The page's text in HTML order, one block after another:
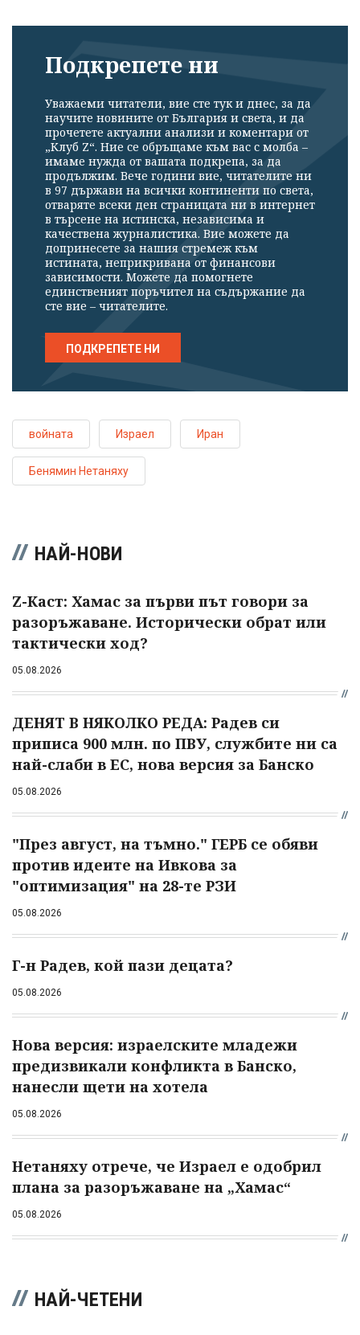
Подкрепете ни
Уважаеми читатели, вие сте тук и днес, за да
научите новините от България и света, и да
прочетете актуални анализи и коментари от
„Клуб Z“. Ние се обръщаме към вас с молба –
имаме нужда от вашата подкрепа, за да
продължим. Вече години вие, читателите ни
в 97 държави на всички континенти по света,
отваряте всеки ден страницата ни в интернет
в търсене на истинска, независима и
качествена журналистика. Вие можете да
допринесете за нашия стремеж към
истината, неприкривана от финансови
зависимости. Можете да помогнете
единственият поръчител на съдържание да
сте вие – читателите.
ПОДКРЕПЕТЕ НИ
войната Израел Иран
Бенямин Нетаняху
НАЙ-НОВИ
Z-Каст: Хамас за първи път говори за
разоръжаване. Исторически обрат или
тактически ход?
05.08.2026
ДЕНЯТ В НЯКОЛКО РЕДА: Радев си
приписа 900 млн. по ПВУ, службите ни са
най-слаби в ЕС, нова версия за Банско
05.08.2026
"През август, на тъмно." ГЕРБ се обяви
против идеите на Ивкова за
"оптимизация" на 28-те РЗИ
05.08.2026
Г-н Радев, кой пази децата?
05.08.2026
Нова версия: израелските младежи
предизвикали конфликта в Банско,
нанесли щети на хотела
05.08.2026
Нетаняху отрече, че Израел е одобрил
плана за разоръжаване на „Хамас“
05.08.2026
НАЙ-ЧЕТЕНИ